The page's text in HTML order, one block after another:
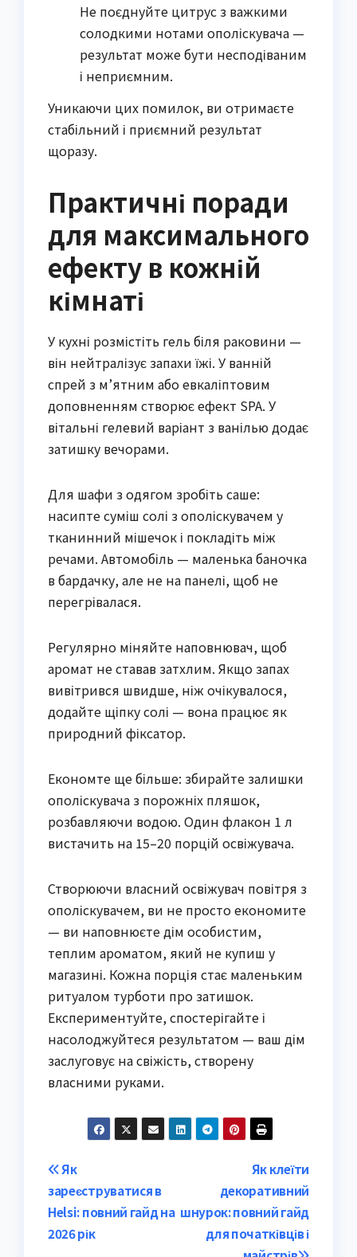
Не поєднуйте цитрус з важкими
солодкими нотами ополіскувача —
результат може бути несподіваним
і неприємним.
Уникаючи цих помилок, ви отримаєте
стабільний і приємний результат
щоразу.
Практичні поради
для максимального
ефекту в кожній
кімнаті
У кухні розмістіть гель біля раковини —
він нейтралізує запахи їжі. У ванній
спрей з м’ятним або евкаліптовим
доповненням створює ефект SPA. У
вітальні гелевий варіант з ванілью додає
затишку вечорами.
Для шафи з одягом зробіть саше:
насипте суміш солі з ополіскувачем у
тканинний мішечок і покладіть між
речами. Автомобіль — маленька баночка
в бардачку, але не на панелі, щоб не
перегрівалася.
Регулярно міняйте наповнювач, щоб
аромат не ставав затхлим. Якщо запах
вивітрився швидше, ніж очікувалося,
додайте щіпку солі — вона працює як
природний фіксатор.
Економте ще більше: збирайте залишки
ополіскувача з порожніх пляшок,
розбавляючи водою. Один флакон 1 л
вистачить на 15–20 порцій освіжувача.
Створюючи власний освіжувач повітря з
ополіскувачем, ви не просто економите
— ви наповнюєте дім особистим,
теплим ароматом, який не купиш у
магазині. Кожна порція стає маленьким
ритуалом турботи про затишок.
Експериментуйте, спостерігайте і
насолоджуйтеся результатом — ваш дім
заслуговує на свіжість, створену
власними руками.
Post
navigation
Як клеїти
декоративний
шнурок: повний гайд
для початківців і
Як
зареєструватися в
Helsi: повний гайд на
2026 рік